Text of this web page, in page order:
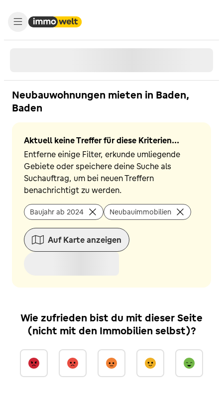
Neubauwohnungen mieten in Baden,
Baden
Aktuell keine Treffer für diese Kriterien...
Entferne einige Filter, erkunde umliegende
Gebiete oder speichere deine Suche als
Suchauftrag, um bei neuen Treffern
benachrichtigt zu werden.
Baujahr ab 2024 Neubauimmobilien
Auf Karte anzeigen
Wie zufrieden bist du mit dieser Seite
(nicht mit den Immobilien selbst)?